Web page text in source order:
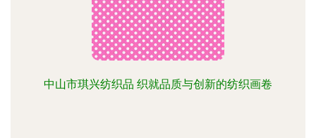
中山市琪兴纺织品 织就品质与创新的纺织画卷